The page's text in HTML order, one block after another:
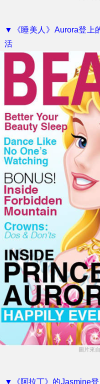
▼《睡美人》Aurora登上
活
圖片來
▼《阿拉丁》的Jasmine